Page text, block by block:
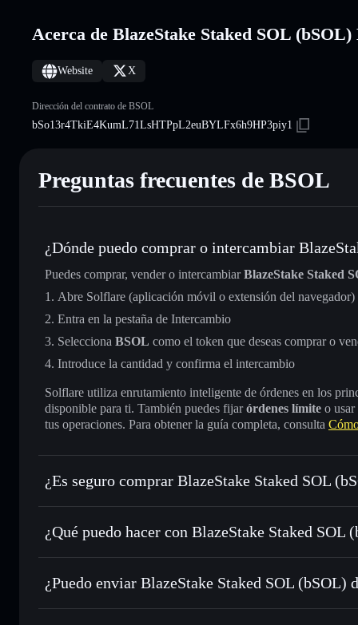
Acerca de BlazeStake Staked SOL (bSOL)
Website X
Dirección del contrato de BSOL
bSo13r4TkiE4KumL71LsHTPpL2euBYLFx6h9HP3piy1
Preguntas frecuentes de BSOL
¿Dónde puedo comprar o intercambiar
Puedes comprar, vender o intercambiarBlazeStake Staked
Abre Solflare (aplicación móvil o extensión del navegador)
Entra en la pestaña de Intercambio
Selecciona BSOL como el token que deseas comprar o
Introduce la cantidad y confirma el intercambio
Solflare utiliza enrutamiento inteligente de órdenes en los
disponible para ti. También puedes fijarórdenes límite o usar
tus operaciones. Para obtener la guía completa, consulta
¿Es seguro comprar BlazeStake Staked SOL
BlazeStake Staked SOL (bSOL) token verificado
¿Qué puedo hacer con BlazeStake Staked SOL
BlazeStake Staked SOL (bSOL)
cartera de
Intercambiar al instante: operar con BSOL para SOL,
¿Puedo enviar BlazeStake Staked SOL (bSOL)
cartera de Solflare
agregador de